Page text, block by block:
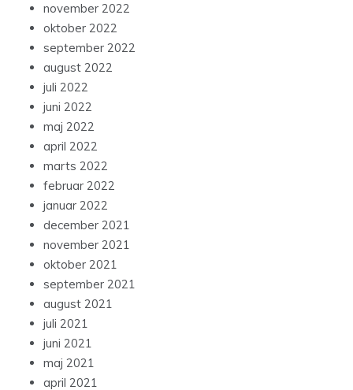
november 2022
oktober 2022
september 2022
august 2022
juli 2022
juni 2022
maj 2022
april 2022
marts 2022
februar 2022
januar 2022
december 2021
november 2021
oktober 2021
september 2021
august 2021
juli 2021
juni 2021
maj 2021
april 2021